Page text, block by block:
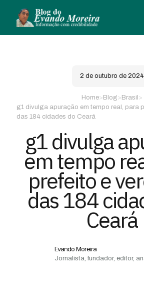
2 de outubro de 2024
Home> Blog> Brasil >
g1 divulga apuração em tempo real, para
das 184 cidades do Ceará
g1 divulga
em tempo
prefeito e
das 184
Ceará
Evando Moreira
Jornalista, fundador, editor,